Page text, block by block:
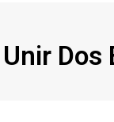
Dos